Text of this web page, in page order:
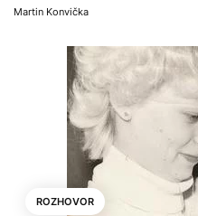
Martin Konvička
ROZHOVOR